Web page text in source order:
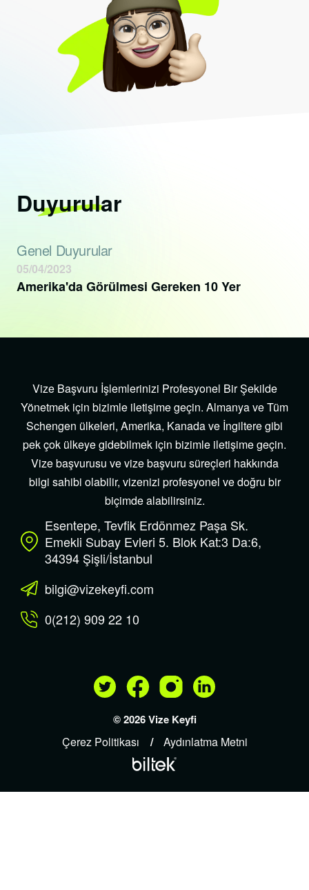
Duyurular
Genel Duyurular
Amerika'da Görülmesi Gereken 10 Yer
05/04/2023
Esentepe, Tevfik Erdönmez Paşa Sk.
Emekli Subay Evleri 5. Blok Kat:3 Da:6,
34394 Şişli/İstanbul
bilgi@vizekeyfi.com
0(212) 909 22 10
Vize Başvuru İşlemlerinizi Profesyonel Bir Şekilde
Yönetmek için bizimle iletişime geçin. Almanya ve Tüm
Schengen ülkeleri, Amerika, Kanada ve İngiltere gibi
pek çok ülkeye gidebilmek için bizimle iletişime geçin.
Vize başvurusu ve vize başvuru süreçleri hakkında
bilgi sahibi olabilir, vizenizi profesyonel ve doğru bir
biçimde alabilirsiniz.
© 2026 Vize Keyfi
Çerez Politikası Aydınlatma Metni